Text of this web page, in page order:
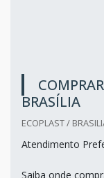
BRASÍLIA
ECOPLAST /
Atendimento
Saiba onde